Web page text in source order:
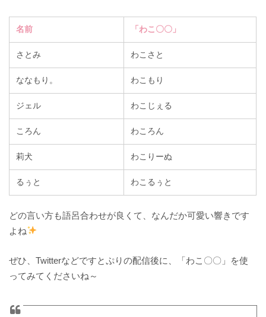
名前 「わこ〇〇」
さとみ わこさと
ななもり。 わこもり
ジェル わこじぇる
ころん わころん
莉犬 わこりーぬ
るぅと わこるぅと
どの言い方も語呂合わせが良くて、なんだか可愛い響きです
よね
ぜひ、Twitterなどですとぷりの配信後に、「わこ〇〇」を使
ってみてくださいね～